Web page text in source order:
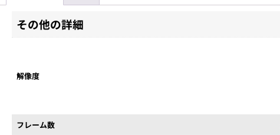
その他の詳細
解像度
フレーム数